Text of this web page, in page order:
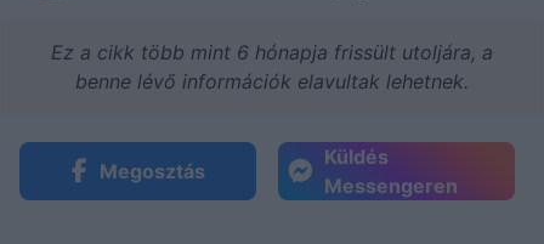
Ez a cikk több mint 6 hónapja frissült utoljára, a
benne lévő információk elavultak lehetnek.
Megosztás
Küldés
Messengeren